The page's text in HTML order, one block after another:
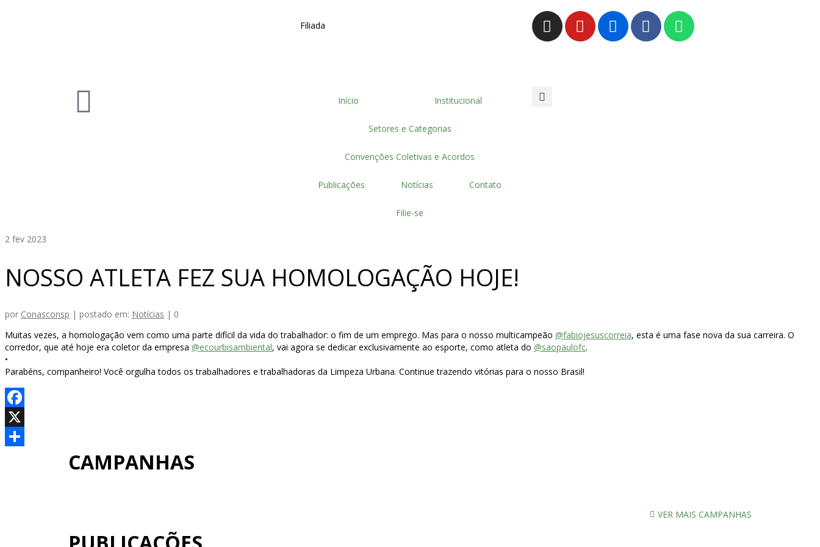
Filiada
Início Institucional
Setores e Categorias
Convenções Coletivas e Acordos
Publicações Notícias Contato
Filie-se
2 fev 2023
NOSSO ATLETA FEZ SUA HOMOLOGAÇÃO HOJE!
por Conasconsp | postado em: Notícias | 0
Muitas vezes, a homologação vem como uma parte difícil da vida do trabalhador: o fim de um emprego. Mas para o nosso multicampeão @fabiojesuscorreia, esta é uma fase nova da sua carreira. O
corredor, que até hoje era coletor da empresa @ecourbisambiental, vai agora se dedicar exclusivamente ao esporte, como atleta do @saopaulofc.
•
Parabéns, companheiro! Você orgulha todos os trabalhadores e trabalhadoras da Limpeza Urbana. Continue trazendo vitórias para o nosso Brasil!
Facebook
X
CAMPANHAS
VER MAIS CAMPANHAS